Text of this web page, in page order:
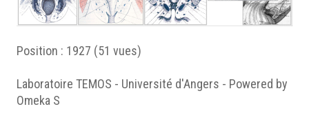
Position : 1927 (51 vues)
Laboratoire TEMOS - Université d'Angers - Powered by
Omeka S